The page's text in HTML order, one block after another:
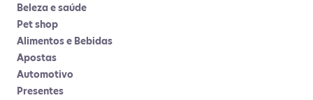
Beleza e saúde
Pet shop
Alimentos e Bebidas
Apostas
Automotivo
Presentes